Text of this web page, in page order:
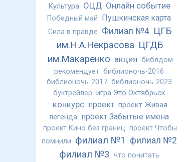
Культура ОЦД Онлайн событие
Победный май Пушкинская карта
Сила в правде Филиал №4 ЦГБ
им.Н.А.Некрасова ЦГДБ
им.Макаренко акция библдом
рекомендует библионочь-2016
библионочь-2017 библионочь-2023
буктрейлер игра Это Октябрьск
конкурс проект проект Живая
легенда проект Забытые имена
проект Кино без границ проект Чтобы
помнили филиал №1 филиал №2
филиал №3 что почитать